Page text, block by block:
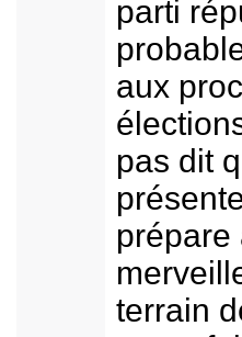
parti
aux
pas dit
prépare
terrain